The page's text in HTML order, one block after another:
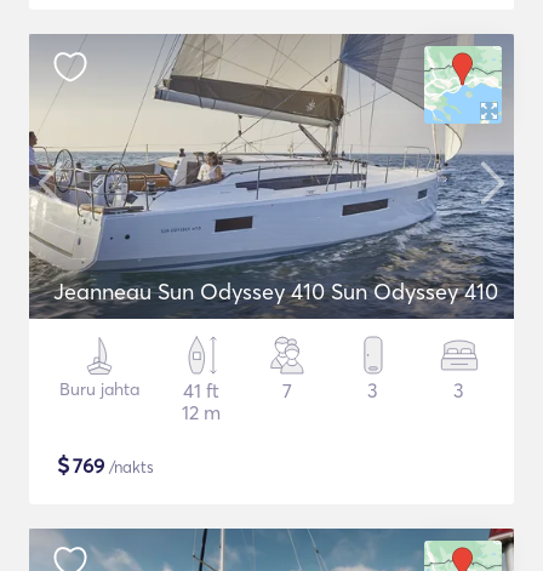
Jeanneau Sun Odyssey 410 Sun Odyssey 410
Buru jahta
41 ft
12 m
7 3 3
$769 /nakts